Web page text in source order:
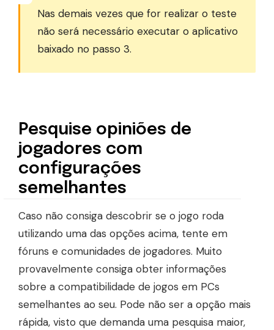
Nas demais vezes que for realizar o teste
não será necessário executar o aplicativo
baixado no passo 3.
Pesquise opiniões de
jogadores com
configurações
semelhantes
Caso não consiga descobrir se o jogo roda
utilizando uma das opções acima, tente em
fóruns e comunidades de jogadores. Muito
provavelmente consiga obter informações
sobre a compatibilidade de jogos em PCs
semelhantes ao seu. Pode não ser a opção mais
rápida, visto que demanda uma pesquisa maior,